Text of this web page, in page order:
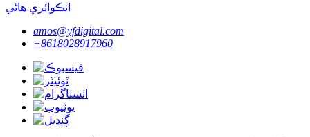
انڪوائري هاڻي
amos@yfdigital.com
+8618028917960